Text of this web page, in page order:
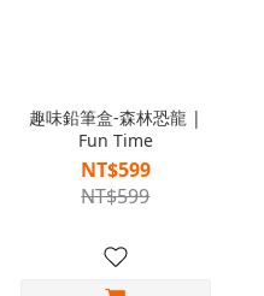
趣味鉛筆盒-森林恐龍 |
Fun Time
NT$599
NT$599